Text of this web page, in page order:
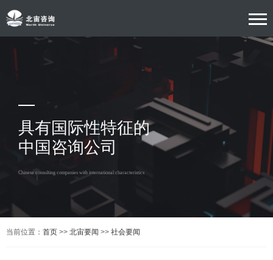
具有国际性特征的
中国咨询公司
Chinese consulting companies with international characteristics
当前位置： 首页 >> 北宙要闻 >> 社会要闻